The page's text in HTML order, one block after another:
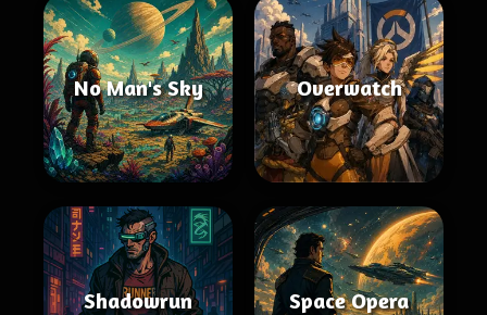
No Man's Sky Overwatch
Shadowrun Space Opera